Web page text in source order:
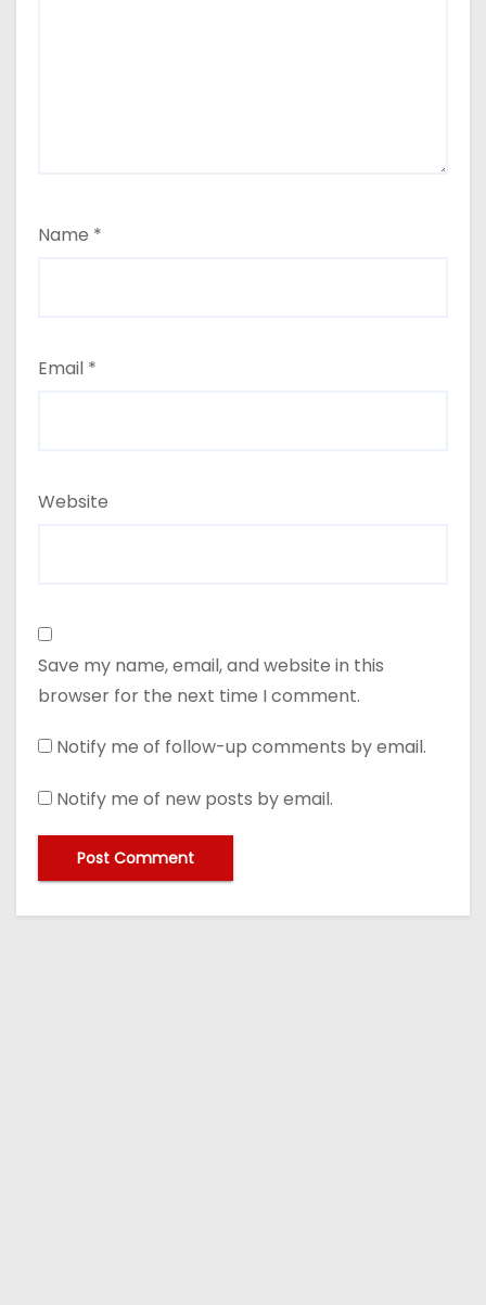
Name *
Email *
Website
Save my name, email, and website in this
browser for the next time I comment.
Notify me of follow-up comments by email.
Notify me of new posts by email.